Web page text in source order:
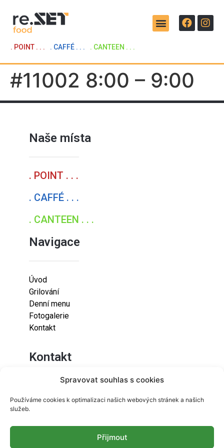
Spravovat souhlas s cookies
Používáme cookies k optimalizaci našich webových stránek a našich
služeb.
Přijmout
. POINT . . . . CAFFÉ . . . . CANTEEN . . .
#11002 8:00 – 9:00
Naše místa
. POINT . . .
. CAFFÉ . . .
. CANTEEN . . .
Navigace
Úvod
Grilování
Denní menu
Fotogalerie
Kontakt
Kontakt
Lazaretní 925/9